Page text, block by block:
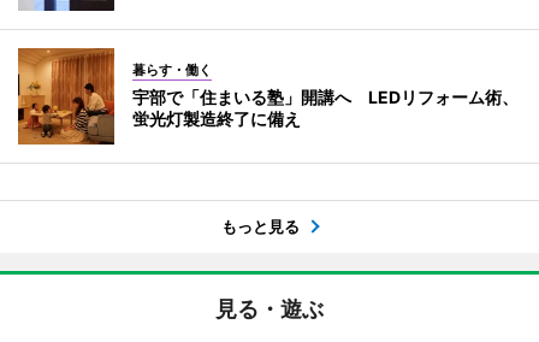
暮らす・働く
宇部で「住まいる塾」開講へ LEDリフォーム術、
蛍光灯製造終了に備え
もっと見る
見る・遊ぶ